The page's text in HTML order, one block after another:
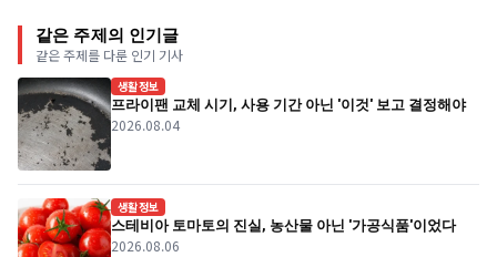
같은 주제의 인기글
같은 주제를 다룬 인기 기사
생활정보
프라이팬 교체 시기, 사용 기간 아닌 '이것' 보고 결정해야
2026.08.04
생활정보
스테비아 토마토의 진실, 농산물 아닌 '가공식품'이었다
2026.08.06